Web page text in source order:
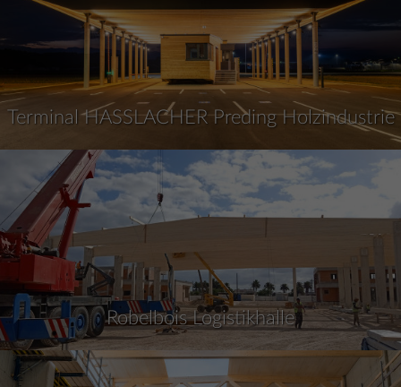
Terminal HASSLACHER Preding Holzindustrie
Robelbois Logistikhalle